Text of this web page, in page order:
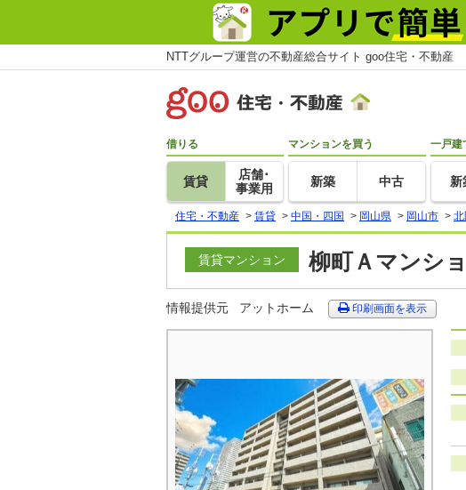
NTTグループ運営の不動産総合サイト goo住宅・不動産
借りる
賃貸
店舗･
事業用
マンションを買う
新築 中古
一戸建
新
住宅・不動産 > 賃貸 > 中国・四国 > 岡山県 > 岡山市 > 北
賃貸マンション 柳町Ａマンシ
情報提供元 アットホーム 印刷画面を表示